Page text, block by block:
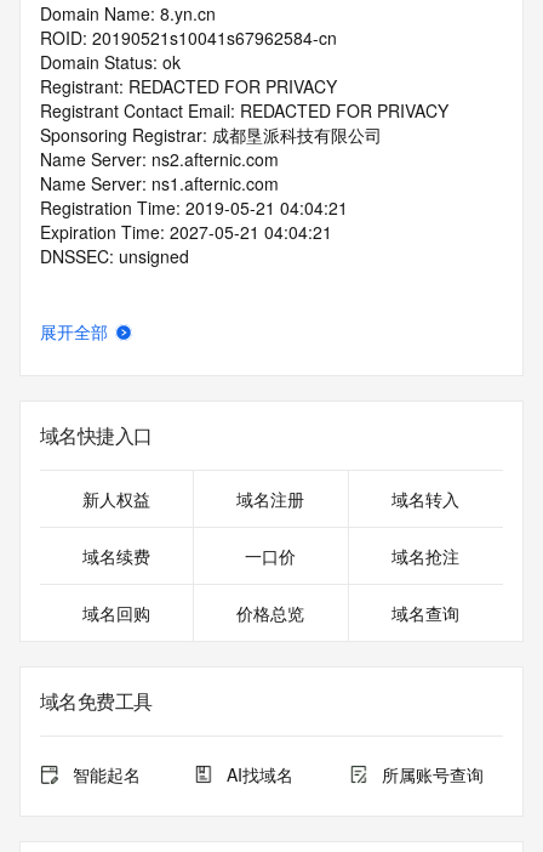
Domain Name: 8.yn.cn
ROID: 20190521s10041s67962584-cn
Domain Status: ok
Registrant: REDACTED FOR PRIVACY
Registrant Contact Email: REDACTED FOR PRIVACY
Sponsoring Registrar: 成都垦派科技有限公司
Name Server: ns2.afternic.com
Name Server: ns1.afternic.com
Registration Time: 2019-05-21 04:04:21
Expiration Time: 2027-05-21 04:04:21
DNSSEC: unsigned
展开全部
域名快捷入口
新人权益 域名注册 域名转入
域名续费 一口价 域名抢注
域名回购 价格总览 域名查询
域名免费工具
智能起名 AI找域名 所属账号查询